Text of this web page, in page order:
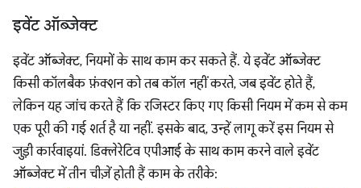
इवेंट ऑब्जेक्ट
इवेंट ऑब्जेक्ट, नियमों के साथ काम कर सकते हैं. ये इवेंट ऑब्जेक्ट
किसी कॉलबैक फ़ंक्शन को तब कॉल नहीं करते, जब इवेंट होते हैं,
लेकिन यह जांच करते हैं कि रजिस्टर किए गए किसी नियम में कम से कम
एक पूरी की गई शर्त है या नहीं. इसके बाद, उन्हें लागू करें इस नियम से
जुड़ी कार्रवाइयां. डिक्लेरेटिव एपीआई के साथ काम करने वाले इवेंट
ऑब्जेक्ट में तीन चीज़ें होती हैं काम के तरीके: